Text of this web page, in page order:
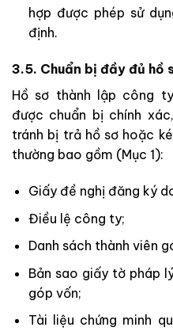
hợp được phép sử
định.
3.5. Chuẩn bị đầy đủ hồ
Hồ sơ thành lập công
được chuẩn bị chính
tránh bị trả hồ sơ hoặc
thường bao gồm (Mục 1):
Giấy đề nghị đăng ký
Điều lệ công ty;
Danh sách thành viên
Bản sao giấy tờ pháp
góp vốn;
Tài liệu chứng minh